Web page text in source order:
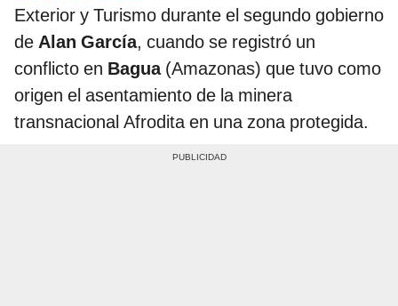
Exterior y Turismo durante el segundo gobierno
de Alan García, cuando se registró un
conflicto en Bagua (Amazonas) que tuvo como
origen el asentamiento de la minera
transnacional Afrodita en una zona protegida.